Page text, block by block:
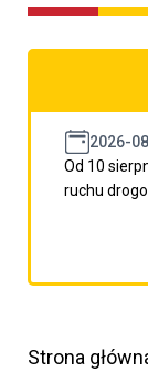
2026-
Od 10
ruchu
porzpedniego
Strona